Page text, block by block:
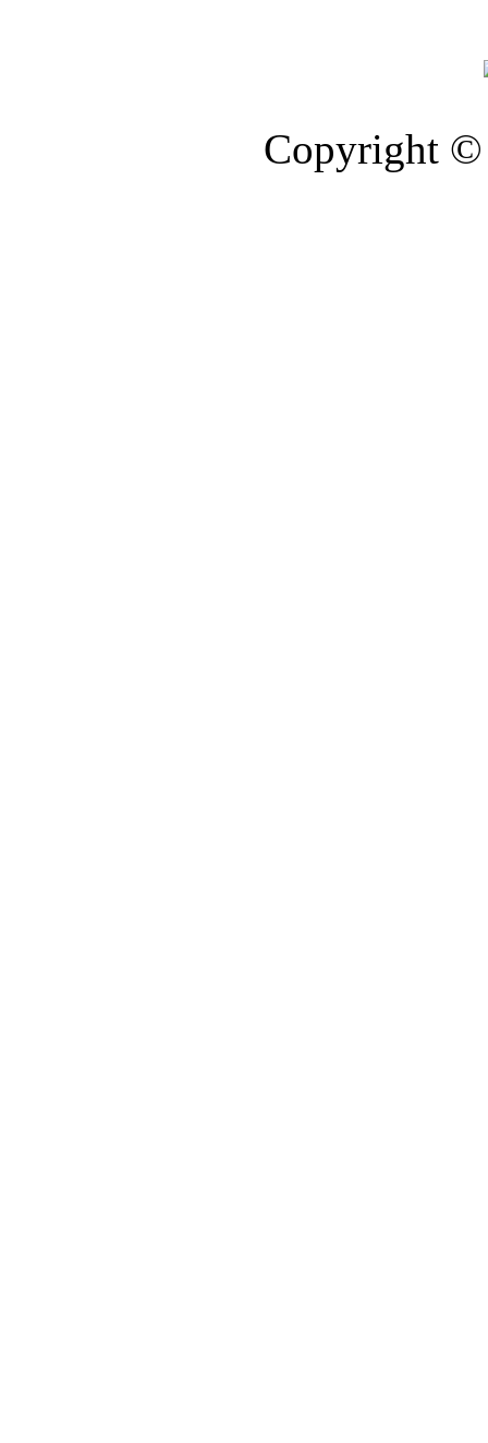
Copyright ©